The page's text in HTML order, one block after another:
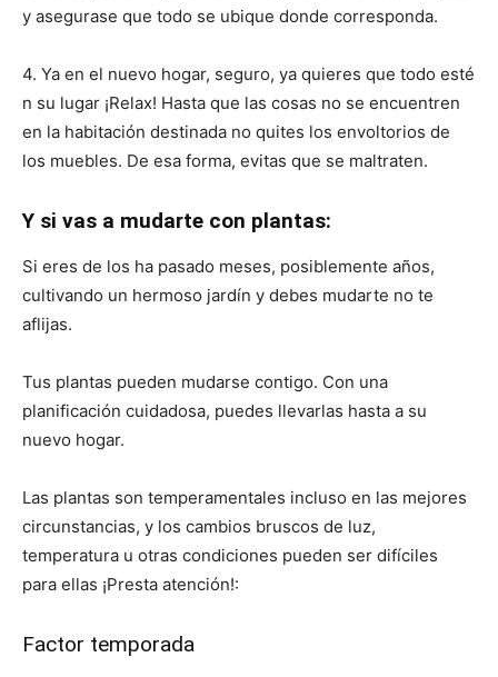
y asegurase que todo se ubique donde corresponda.
4. Ya en el nuevo hogar, seguro, ya quieres que todo esté
n su lugar ¡Relax! Hasta que las cosas no se encuentren
en la habitación destinada no quites los envoltorios de
los muebles. De esa forma, evitas que se maltraten.
Y si vas a mudarte con plantas:
Si eres de los ha pasado meses, posiblemente años,
cultivando un hermoso jardín y debes mudarte no te
aflijas.
Tus plantas pueden mudarse contigo. Con una
planificación cuidadosa, puedes llevarlas hasta a su
nuevo hogar.
Las plantas son temperamentales incluso en las mejores
circunstancias, y los cambios bruscos de luz,
temperatura u otras condiciones pueden ser difíciles
para ellas ¡Presta atención!:
Factor temporada